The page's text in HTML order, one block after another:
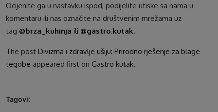
Ocijenite ga u nastavku ispod, podijelite utiske sa nama u
komentaru ili nas označite na društvenim mrežama uz
tag @brza_kuhinja ili @gastro.kutak.
The post Divizma i zdravlje ušiju: Prirodno rješenje za blage
tegobe appeared first on Gastro kutak.
Tagovi: